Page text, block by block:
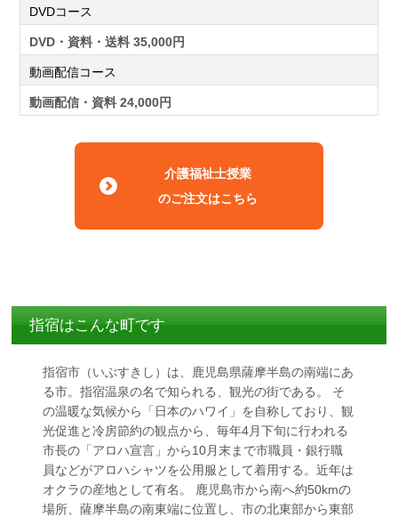
DVDコース
DVD・資料・送料 35,000円
動画配信コース
動画配信・資料 24,000円
介護福祉士授業
のご注文はこちら
指宿はこんな町です
指宿市（いぶすきし）は、鹿児島県薩摩半島の南端にあ
る市。指宿温泉の名で知られる、観光の街である。 そ
の温暖な気候から「日本のハワイ」を自称しており、観
光促進と冷房節約の観点から、毎年4月下旬に行われる
市長の「アロハ宣言」から10月末まで市職員・銀行職
員などがアロハシャツを公用服として着用する。近年は
オクラの産地として有名。 鹿児島市から南へ約50kmの
場所、薩摩半島の南東端に位置し、市の北東部から東部